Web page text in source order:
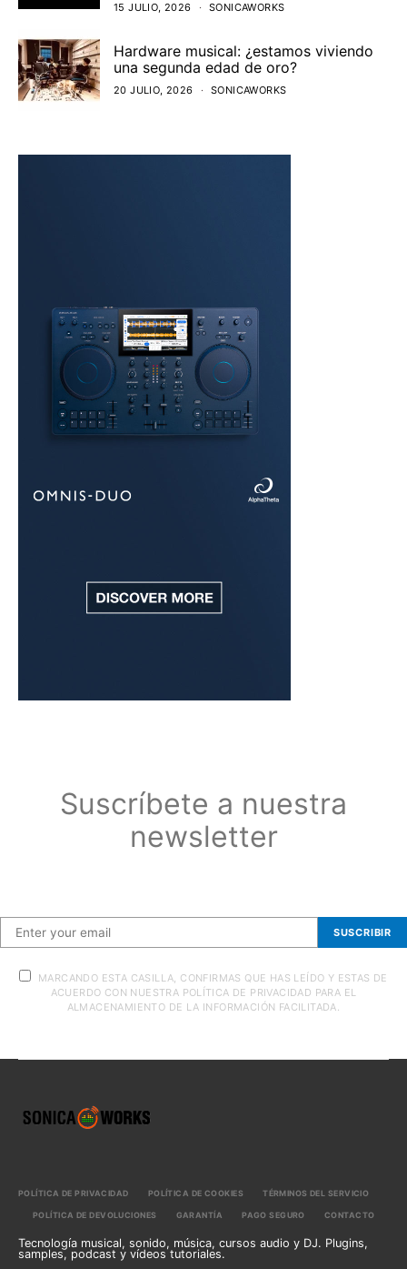
15 JULIO, 2026 SONICAWORKS
Hardware musical: ¿estamos viviendo
una segunda edad de oro?
20 JULIO, 2026 SONICAWORKS
Suscríbete a nuestra
newsletter
SUSCRIBIR
MARCANDO ESTA CASILLA, CONFIRMAS QUE HAS LEÍDO Y ESTAS DE
ACUERDO CON NUESTRA POLÍTICA DE PRIVACIDAD PARA EL
ALMACENAMIENTO DE LA INFORMACIÓN FACILITADA.
POLÍTICA DE PRIVACIDAD POLÍTICA DE COOKIES TÉRMINOS DEL SERVICIO
POLÍTICA DE DEVOLUCIONES GARANTÍA PAGO SEGURO CONTACTO
Tecnología musical, sonido, música, cursos audio y DJ. Plugins,
samples, podcast y vídeos tutoriales.